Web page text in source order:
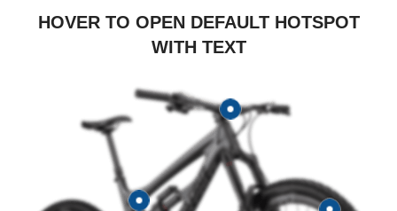
HOVER TO OPEN DEFAULT HOTSPOT
WITH TEXT